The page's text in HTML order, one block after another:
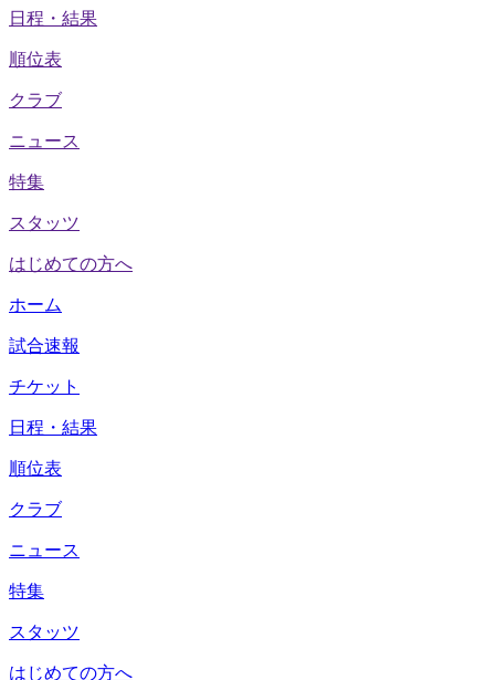
日程・結果
順位表
クラブ
ニュース
特集
スタッツ
はじめての方へ
ホーム
試合速報
チケット
日程・結果
順位表
クラブ
ニュース
特集
スタッツ
はじめての方へ